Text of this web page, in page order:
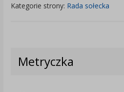
Kategorie strony: Rada sołecka
Metryczka